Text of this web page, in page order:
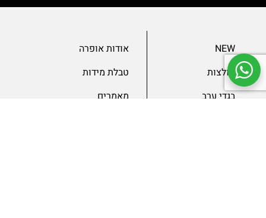
NEW
חולצות
בגדי ערב
אודות אופרה
טבלת מידות
מאמרים